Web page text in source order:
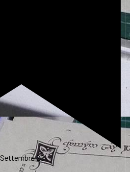
Settembre 20